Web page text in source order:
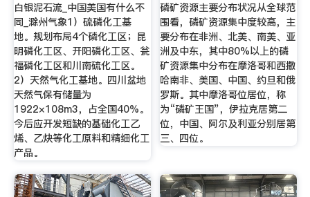
白银泥石流_中国美国有什么不
同_滁州气象1）硫磷化工基
地。规划布局4个磷化工区；昆
明磷化工区、开阳磷化工区、瓮
福磷化工区和川南硫化工区。
2）天然气化工基地。四川盆地
天然气保有储量为
1922×108m3，占全国40%。
今后应开发短缺的基础化工乙
烯、乙炔等化工原料和精细化工
产品。
磷矿资源主要分布状况从全球范
围看，磷矿资源集中度较高，主
要分布在非洲、北美、南美、亚
洲及中东，其中80%以上的磷
矿资源集中分布在摩洛哥和西撒
哈南非、美国、中国、约旦和俄
罗斯。其中摩洛哥位居位，称
为“磷矿王国”，伊拉克居第二
位，中国、阿尔及利亚分别居第
三、四位。